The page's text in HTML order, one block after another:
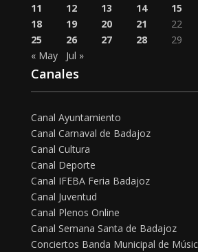
11
12 13 14 15
18
19 20 21 22
25
26 27 28 29
« May
Jul »
Canales
Canal Ayuntamiento
Canal Carnaval de Badajoz
Canal Cultura
Canal Deporte
Canal IFEBA Feria Badajoz
Canal Juventud
Canal Plenos Online
Canal Semana Santa de Badajoz
Conciertos Banda Municipal de